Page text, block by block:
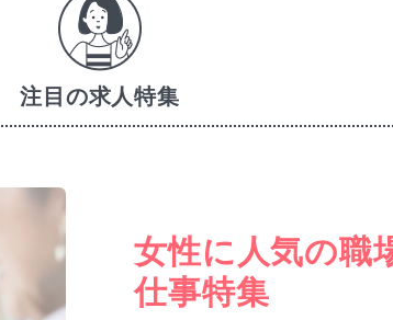
注目の求人特集
女性に人気の職
仕事特集